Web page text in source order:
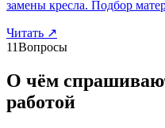
замены кресла. Подбор
Читать ↗
11Вопросы
О чём
работой